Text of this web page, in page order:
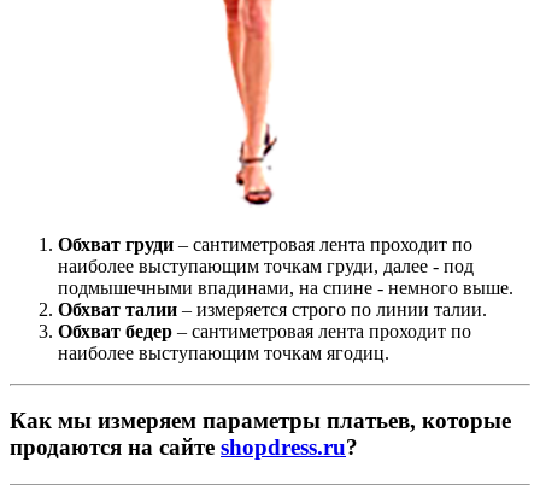
Обхват груди – сантиметровая лента проходит по
наиболее выступающим точкам груди, далее - под
подмышечными впадинами, на спине - немного выше.
Обхват талии – измеряется строго по линии талии.
Обхват бедер – сантиметровая лента проходит по
наиболее выступающим точкам ягодиц.
Как мы измеряем параметры платьев, которые
продаются на сайте shopdress.ru?